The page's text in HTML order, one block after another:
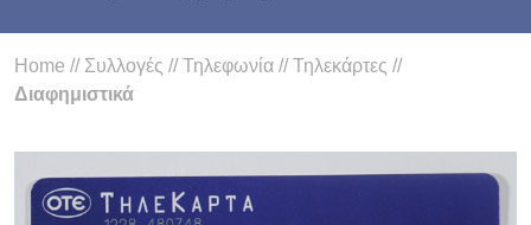
Home // Συλλογές //Τηλεφωνία //Τηλεκάρτες //
Διαφημιστικά